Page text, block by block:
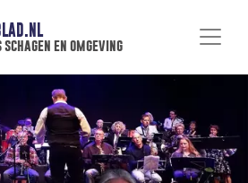
en omgeving